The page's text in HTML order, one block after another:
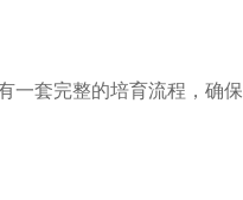
一套完整的培育流程，确保